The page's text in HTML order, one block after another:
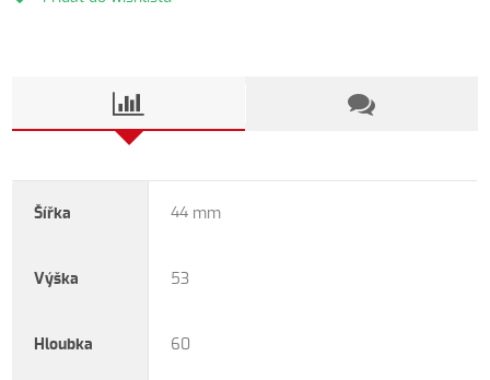
Šířka 44 mm
Výška 53
Hloubka 60